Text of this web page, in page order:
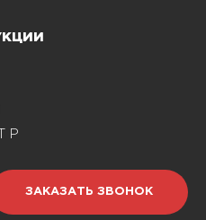
Р
ЗАКАЗАТЬ ЗВОНОК